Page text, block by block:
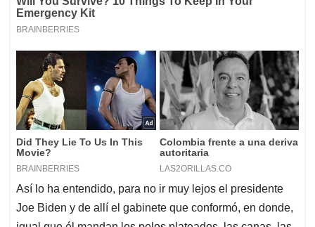
Así lo ha entendido, para no ir muy lejos el presidente
Joe Biden y de allí el gabinete que conformó, en donde,